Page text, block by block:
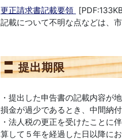
更正請求書記載要領
記載について不明な点などは、
提出期限
・提出した申告書の記載内容が
損金が過少であるとき、中間納
・法人税の更正を受けたことに
算して５年を経過した日以降に